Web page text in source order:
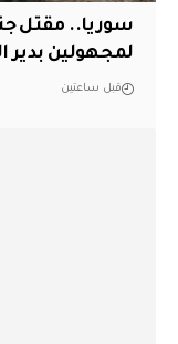
سوريا.. مقتل
لمجهولين بدير
قبل ساعتين